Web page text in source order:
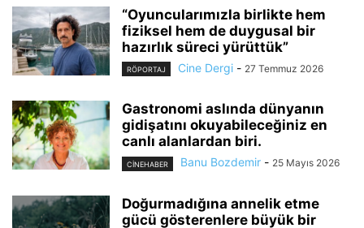
“Oyuncularımızla birlikte hem
fiziksel hem de duygusal bir
hazırlık süreci yürüttük”
RÖPORTAJ Cine Dergi - 27 Temmuz 2026
Gastronomi aslında dünyanın
gidişatını okuyabileceğiniz en
canlı alanlardan biri.
CINEHABER Banu Bozdemir - 25 Mayıs 2026
Doğurmadığına annelik etme
gücü gösterenlere büyük bir